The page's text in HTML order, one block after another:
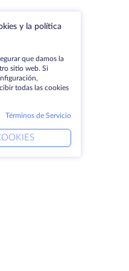
y la política
que damos la
sitio web. Si
todas las cookies
Términos de Servicio